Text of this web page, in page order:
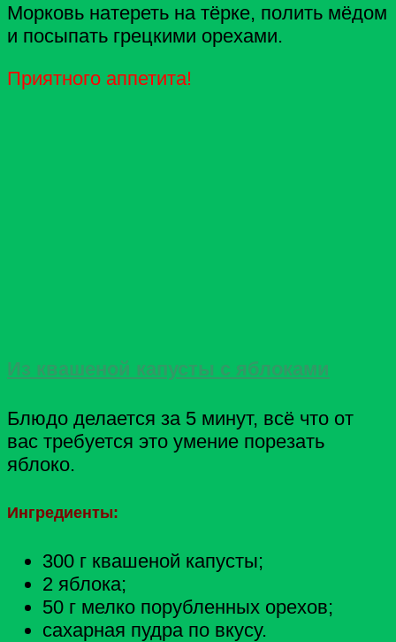
Морковь натереть на тёрке, полить мёдом
и посыпать грецкими орехами.
Приятного аппетита!
Из квашеной капусты с яблоками
Блюдо делается за 5 минут, всё что от
вас требуется это умение порезать
яблоко.
Ингредиенты:
300 г квашеной капусты;
2 яблока;
50 г мелко порубленных орехов;
сахарная пудра по вкусу.